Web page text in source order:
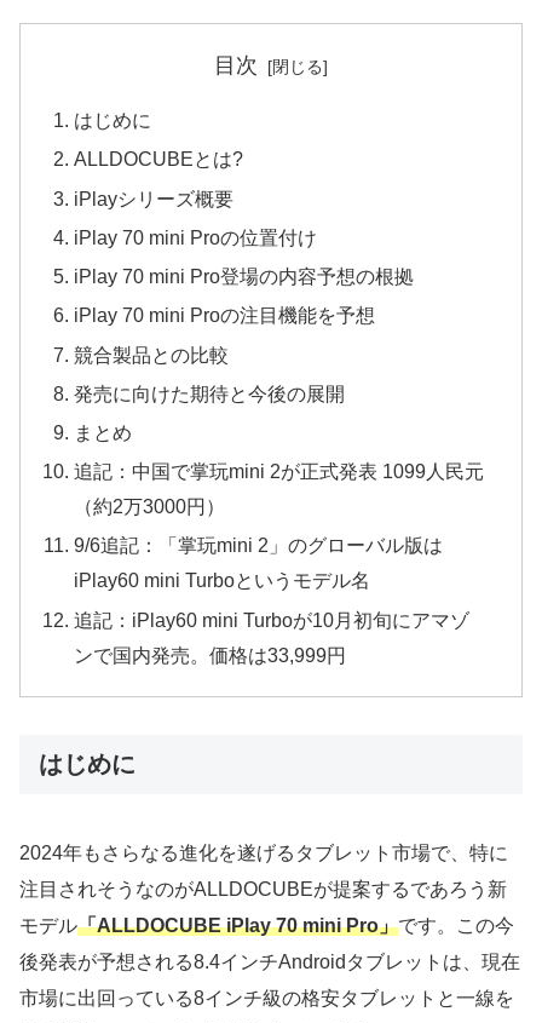
目次
はじめに
ALLDOCUBEとは?
iPlayシリーズ概要
iPlay 70 mini Proの位置付け
iPlay 70 mini Pro登場の内容予想の根拠
iPlay 70 mini Proの注目機能を予想
競合製品との比較
発売に向けた期待と今後の展開
まとめ
追記：中国で掌玩mini 2が正式発表 1099人民元
（約2万3000円）
9/6追記：「掌玩mini 2」のグローバル版は
iPlay60 mini Turboというモデル名
追記：iPlay60 mini Turboが10月初旬にアマゾ
ンで国内発売。価格は33,999円
はじめに
2024年もさらなる進化を遂げるタブレット市場で、特に
注目されそうなのがALLDOCUBEが提案するであろう新
モデル「ALLDOCUBE iPlay 70 mini Pro」です。この今
後発表が予想される8.4インチAndroidタブレットは、現在
市場に出回っている8インチ級の格安タブレットと一線を